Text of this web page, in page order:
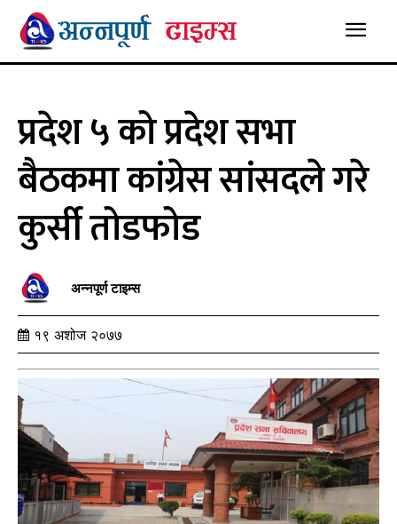
प्रदेश ५ को प्रदेश सभा
बैठकमा कांग्रेस सांसदले गरे
कुर्सी तोडफोड
अन्नपूर्ण टाइम्स
१९ अशोज २०७७